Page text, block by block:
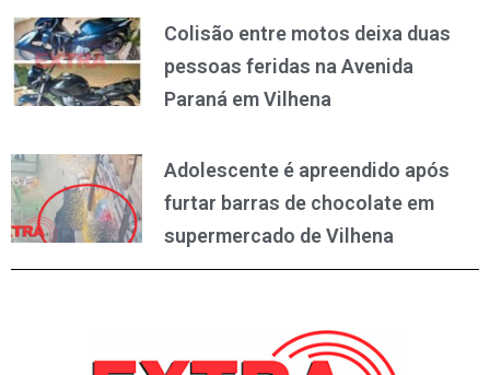
Colisão entre motos deixa duas
pessoas feridas na Avenida
Paraná em Vilhena
Adolescente é apreendido após
furtar barras de chocolate em
supermercado de Vilhena